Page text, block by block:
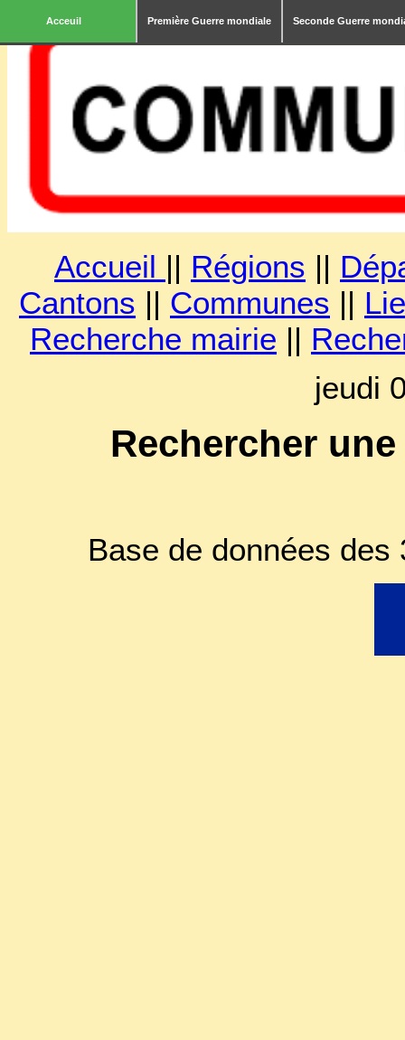
Acceuil Première Guerre mondiale Seconde Guerre
Accueil || Régions ||
Cantons || Communes ||
Recherche mairie ||
jeudi
Rechercher
Base de données